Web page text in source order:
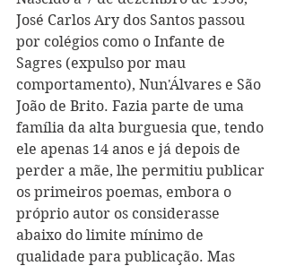
José Carlos Ary dos Santos passou
por colégios como o Infante de
Sagres (expulso por mau
comportamento), Nun'Álvares e São
João de Brito. Fazia parte de uma
família da alta burguesia que, tendo
ele apenas 14 anos e já depois de
perder a mãe, lhe permitiu publicar
os primeiros poemas, embora o
próprio autor os considerasse
abaixo do limite mínimo de
qualidade para publicação. Mas